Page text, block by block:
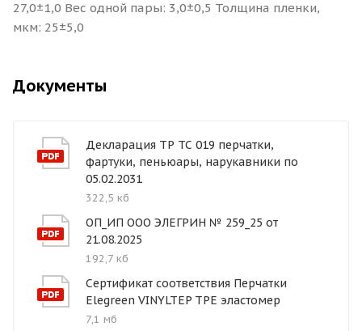
27,0±1,0 Вес одной пары: 3,0±0,5 Толщина пленки,
мкм: 25±5,0
Документы
Декларация ТР ТС 019 перчатки,
фартуки, пеньюары, нарукавники по
05.02.2031
322,5 кб
ОП_ИП ООО ЭЛЕГРИН № 259_25 от
21.08.2025
192,7 кб
Сертификат соответствия Перчатки
Elegreen VINYLTEP TPE эластомер
7,1 мб